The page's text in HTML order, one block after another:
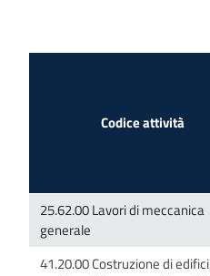
25.62.00 Lavori di meccanica
41.20.00 Costruzione di edifici